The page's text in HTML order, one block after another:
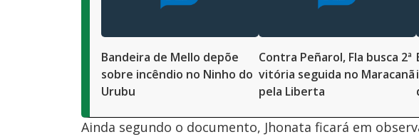
Bandeira de Mello depõe
sobre incêndio no Ninho do
Urubu
Contra Peñarol, Fla busca 2ª
vitória seguida no Maracanã
pela Liberta
Ainda segundo o documento, Jhonata ficará em